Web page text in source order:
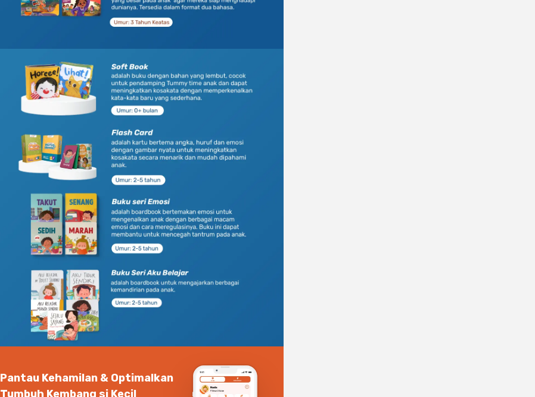
Pantau Kehamilan & Optimalkan
Tumbuh Kembang si Kecil